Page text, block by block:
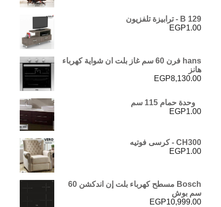
B 129 - ترابيزة تلفزيون
EGP1.00
hans فرن 60 سم غاز بلت ان شواية كهرباء
هانز
EGP8,130.00
وحدة حمام 115 سم
EGP1.00
CH300 - كرسى فوتيه
EGP1.00
Bosch مسطح كهرباء بلت إن اندكشن 60
سم بوش
EGP10,999.00